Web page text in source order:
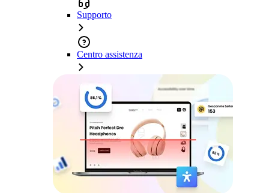
Supporto
Centro assistenza